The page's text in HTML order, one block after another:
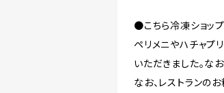
●こちら冷凍ショップ
ペリメニやハチャプ
いただきました。な
なお、レストランの